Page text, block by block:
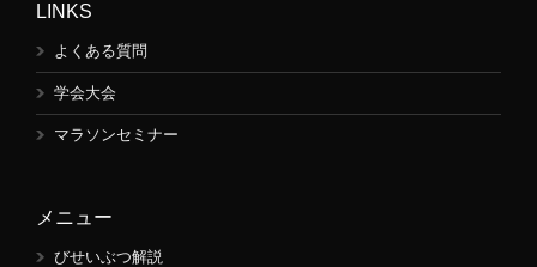
LINKS
よくある質問
学会大会
マラソンセミナー
メニュー
びせいぶつ解説